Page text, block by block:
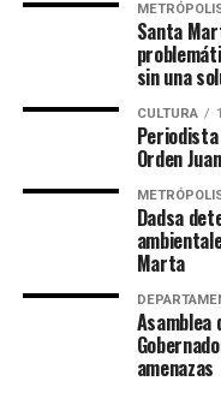
Santa
sin una
CULTURA
Orden
Dadsa
Marta
Asamblea
amenazas